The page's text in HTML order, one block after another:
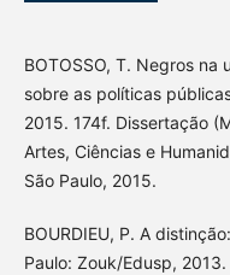
BOTOSSO, T. Negros
sobre as políticas
2015. 174f. Dissertação
Artes, Ciências e
São Paulo, 2015.
BOURDIEU, P. A
Paulo: Zouk/Edusp, 2013.